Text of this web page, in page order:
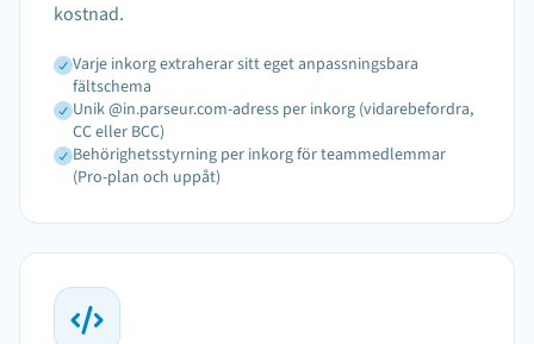
kostnad.
Varje inkorg extraherar sitt eget anpassningsbara
fältschema
Unik @in.parseur.com-adress per inkorg (vidarebefordra,
CC eller BCC)
Behörighetsstyrning per inkorg för teammedlemmar
(Pro-plan och uppåt)